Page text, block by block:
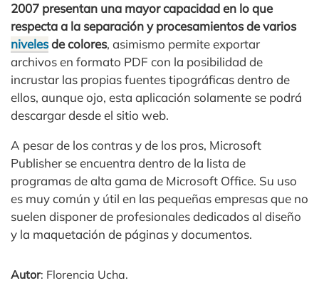
2007 presentan una mayor capacidad en lo que
respecta a la separación y procesamientos de varios
nivelesde colores, asimismo permite exportar
archivos en formato PDF con la posibilidad de
incrustar las propias fuentes tipográficas dentro de
ellos, aunque ojo, esta aplicación solamente se podrá
descargar desde el sitio web.
A pesar de los contras y de los pros, Microsoft
Publisher se encuentra dentro de la lista de
programas de alta gama de Microsoft Office. Su uso
es muy común y útil en las pequeñas empresas que no
suelen disponer de profesionales dedicados al diseño
y la maquetación de páginas y documentos.
Autor: Florencia Ucha.